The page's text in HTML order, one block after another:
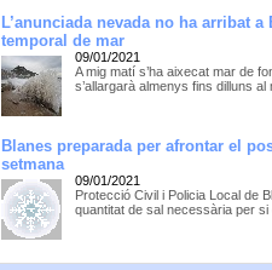
L’anunciada nevada no ha arribat
temporal de mar
09/01/2021
A mig matí s’ha aixecat mar de
s’allargarà almenys fins dilluns al
Blanes preparada per afrontar el
setmana
09/01/2021
Protecció Civil i Policia Local de
quantitat de sal necessària per